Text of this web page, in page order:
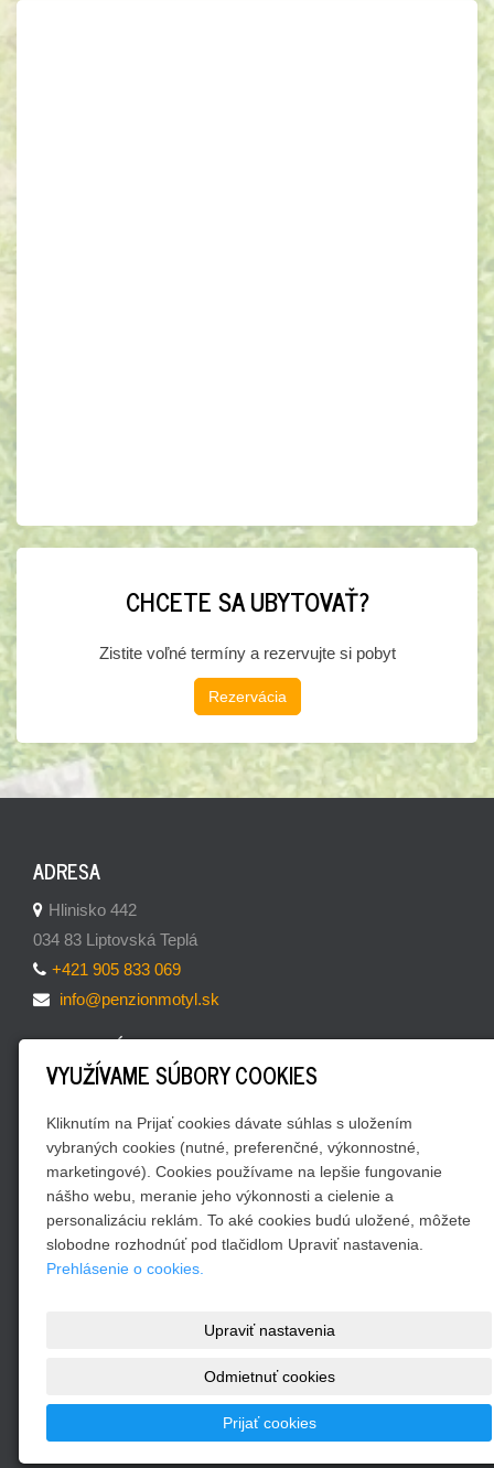
CHCETE SA UBYTOVAŤ?
Zistite voľné termíny a rezervujte si pobyt
Rezervácia
ADRESA
Hlinisko 442
034 83 Liptovská Teplá
+421 905 833 069
info@penzionmotyl.sk
OBĽUBENÉ ODKAZY
Rezervácia
Vydavateľstvo Motýľ
Kontakty
Všeobecné obchodné podmienky a reklamačný poriadok
SOCIÁLNE SIETE
Pre spoločnosť Liptov way, s.r.o. vytvorili
VYUŽÍVAME SÚBORY COOKIES
Kliknutím na Prijať cookies dávate súhlas s uložením
vybraných cookies (nutné, preferenčné, výkonnostné,
marketingové). Cookies používame na lepšie fungovanie
nášho webu, meranie jeho výkonnosti a cielenie a
personalizáciu reklám. To aké cookies budú uložené, môžete
slobodne rozhodnúť pod tlačidlom Upraviť nastavenia.
Prehlásenie o cookies.
Upraviť nastavenia
Odmietnuť cookies
Prijať cookies